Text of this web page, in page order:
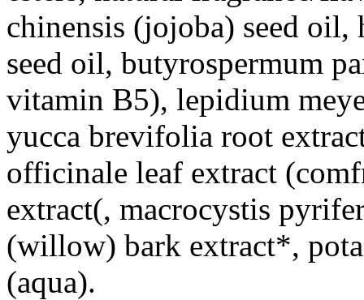
chinensis (jojoba) seed
seed oil, butyrospermum
vitamin B5), lepidium
yucca brevifolia root
officinale leaf extract
extract(, macrocystis
(willow) bark extract*,
(aqua).